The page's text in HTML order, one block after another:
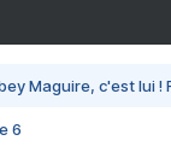
Maguire, c'est lui
6